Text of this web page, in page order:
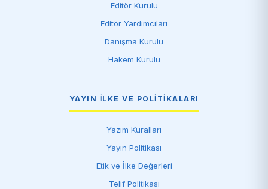
Editör Kurulu
Editör Yardımcıları
Danışma Kurulu
Hakem Kurulu
YAYIN İLKE VE POLITIKALARI
Yazım Kuralları
Yayın Politikası
Etik ve İlke Değerleri
Telif Politikası